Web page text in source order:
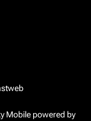
Mobile powered by